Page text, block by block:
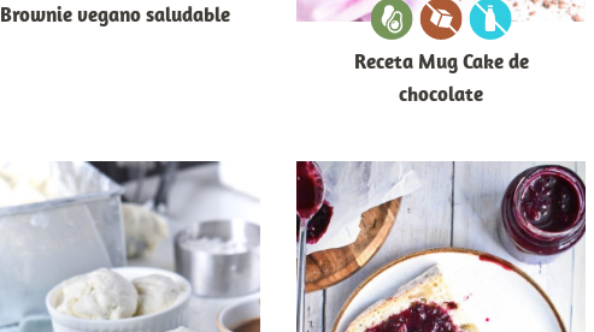
Brownie vegano saludable
Receta Mug Cake de
chocolate